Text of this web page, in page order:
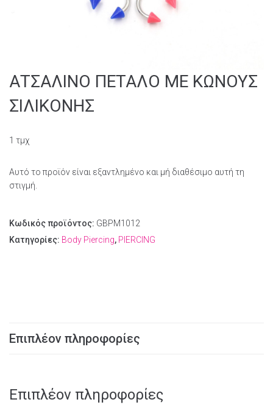
ΑΤΣΑΛΙΝΟ ΠΕΤΑΛΟ ΜΕ ΚΩΝΟΥΣ
ΣΙΛΙΚΟΝΗΣ
1 τμχ
Αυτό το προϊόν είναι εξαντλημένο και μή διαθέσιμο αυτή τη
στιγμή.
Κωδικός προϊόντος: GBPM1012
Κατηγορίες: Body Piercing, PIERCING
Επιπλέον πληροφορίες
Επιπλέον πληροφορίες